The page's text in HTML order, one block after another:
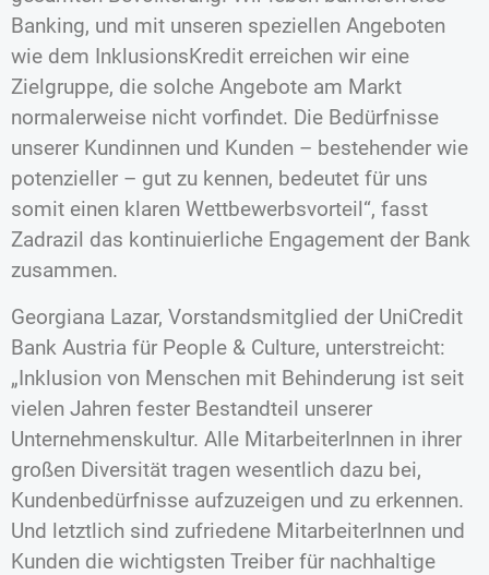
Banking, und mit unseren speziellen Angeboten
wie dem InklusionsKredit erreichen wir eine
Zielgruppe, die solche Angebote am Markt
normalerweise nicht vorfindet. Die Bedürfnisse
unserer Kundinnen und Kunden – bestehender wie
potenzieller – gut zu kennen, bedeutet für uns
somit einen klaren Wettbewerbsvorteil“, fasst
Zadrazil das kontinuierliche Engagement der Bank
zusammen.
Georgiana Lazar, Vorstandsmitglied der UniCredit
Bank Austria für People & Culture, unterstreicht:
„Inklusion von Menschen mit Behinderung ist seit
vielen Jahren fester Bestandteil unserer
Unternehmenskultur. Alle MitarbeiterInnen in ihrer
großen Diversität tragen wesentlich dazu bei,
Kundenbedürfnisse aufzuzeigen und zu erkennen.
Und letztlich sind zufriedene MitarbeiterInnen und
Kunden die wichtigsten Treiber für nachhaltige